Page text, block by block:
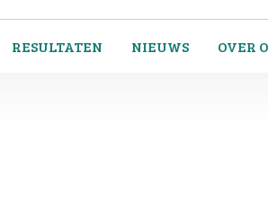
RESULTATEN NIEUWS OVER